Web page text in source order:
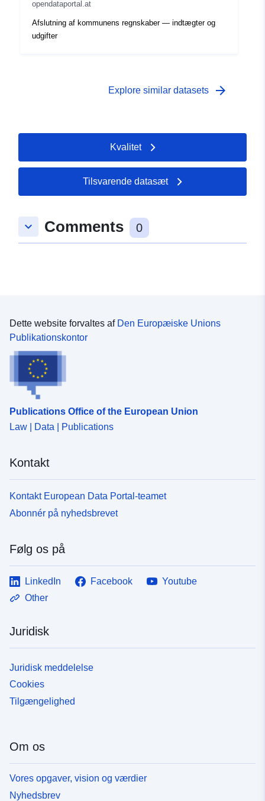
opendataportal.at
Afslutning af kommunens regnskaber — indtægter og
udgifter
Explore similar datasets arrow_forward
Kvalitet
Tilsvarende datasæt
keyboard_arrow_down Comments 0
Dette website forvaltes af Den Europæiske Unions
Publikationskontor
Publications Office of the European Union
Law | Data | Publications
Kontakt
Kontakt European Data Portal-teamet
Abonnér på nyhedsbrevet
Følg os på
LinkedIn Facebook
Youtube
Other
Juridisk
Juridisk meddelelse
Cookies
Tilgængelighed
Om os
Vores opgaver, vision og værdier
Nyhedsbrev